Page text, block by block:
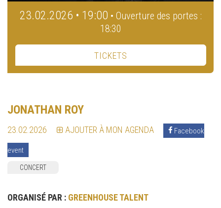
23.02.2026 • 19:00 • Ouverture des portes :
18:30
TICKETS
JONATHAN ROY
23.02.2026 AJOUTER À MON AGENDA Facebook
event
CONCERT
ORGANISÉ PAR : GREENHOUSE TALENT